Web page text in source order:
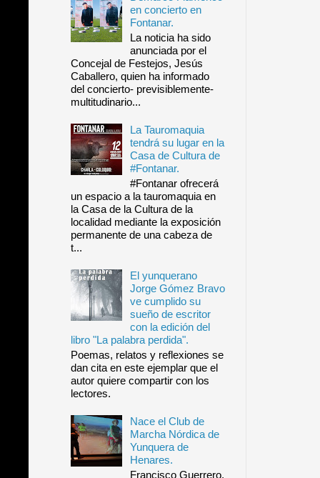
en concierto en
Fontanar.
La noticia ha sido
anunciada por el
Concejal de Festejos, Jesús
Caballero, quien ha informado
del concierto- previsiblemente-
multitudinario...
La Tauromaquia
tendrá su lugar en la
Casa de Cultura de
#Fontanar.
#Fontanar ofrecerá
un espacio a la tauromaquia en
la Casa de la Cultura de la
localidad mediante la exposición
permanente de una cabeza de
t...
El yunquerano
Jorge Gómez Bravo
ve cumplido su
sueño de escritor
con la edición del
libro "La palabra perdida".
Poemas, relatos y reflexiones se
dan cita en este ejemplar que el
autor quiere compartir con los
lectores.
Nace el Club de
Marcha Nórdica de
Yunquera de
Henares.
Francisco Guerrero,